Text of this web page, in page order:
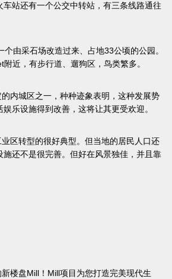
站还有一个公交中转站，有三条线路通往
由采石场改造过来、占地33公顷的公园。
近，有步行道、遛狗区，鸟类繁多。
内城区之一，种种迹象表明，这种发展势
乐设施得到改善，这将让其更受欢迎。
区转型的很好典型。但当地的居民人口还
还不是很完善。但好在风景独佳，并且靠
楼盘Mill！Mill项目为您打造完美现代生